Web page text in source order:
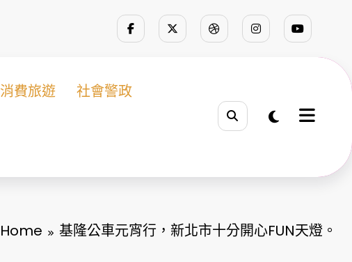
消費旅遊 社會警政
Home 基隆公車元宵行，新北市十分開心FUN天燈。